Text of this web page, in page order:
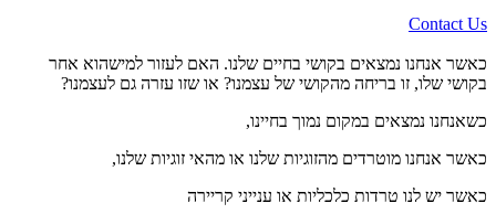
Contact Us
כאשר אנחנו נמצאים בקושי בחיים שלנו. האם לעזור למישהוא אחר
בקושי שלו, זו בריחה מהקושי של עצמנו? או שזו עזרה גם לעצמנו?
כשאנחנו נמצאים במקום נמוך בחיינו,
כאשר אנחנו מוטרדים מהזוגיות שלנו או מהאי זוגיות שלנו,
כאשר יש לנו טרדות כלכליות או ענייני קריירה